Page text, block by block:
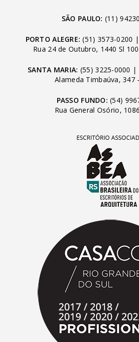
SÃO PAULO: (11)
PORTO ALEGRE: (51) 3573-0200
Rua 24 de Outubro, 1440 Sl
SANTA MARIA: (55) 3225-0000 |
Alameda Timbaúva, 347
PASSO FUNDO: (54)
Rua General Osório,